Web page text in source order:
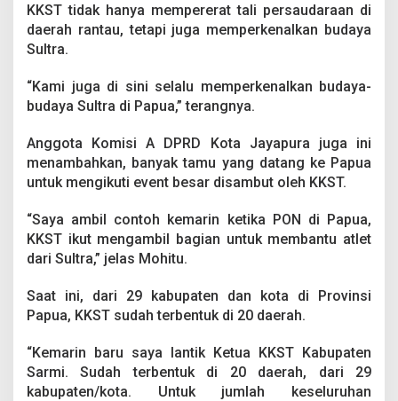
S
i
u
r
h
m
i
g
a
P
e
a
l
k
KKST tidak hanya mempererat tali persaudaraan di
daerah rantau, tetapi juga memperkenalkan budaya
Sultra.
“Kami juga di sini selalu memperkenalkan budaya-
budaya Sultra di Papua,” terangnya.
Anggota Komisi A DPRD Kota Jayapura juga ini
menambahkan, banyak tamu yang datang ke Papua
untuk mengikuti event besar disambut oleh KKST.
“Saya ambil contoh kemarin ketika PON di Papua,
KKST ikut mengambil bagian untuk membantu atlet
dari Sultra,” jelas Mohitu.
Saat ini, dari 29 kabupaten dan kota di Provinsi
Papua, KKST sudah terbentuk di 20 daerah.
“Kemarin baru saya lantik Ketua KKST Kabupaten
Sarmi. Sudah terbentuk di 20 daerah, dari 29
kabupaten/kota. Untuk jumlah keseluruhan